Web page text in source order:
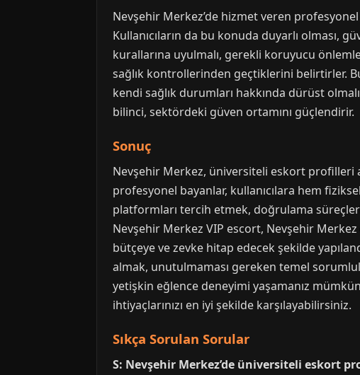
Nevşehir Merkez’de hizmet veren
Kullanıcıların da bu konuda duyarlı olması,
kurallarına uyulmalı, gerekli koruyucu
sağlık kontrollerinden geçtiklerini belirtirler.
kendi sağlık durumları hakkında dürüst
bilinci, sektördeki güven ortamını güçlendirir.
Sonuç
Nevşehir Merkez, üniversiteli eskort profilleri
profesyonel bayanlar, kullanıcılara hem
platformları tercih etmek, doğrulama
Nevşehir Merkez VIP escort, Nevşehir
bütçeye ve zevke hitap edecek şekilde
almak, unutulmaması gereken temel
yetişkin eğlence deneyimi yaşamanız
ihtiyaçlarınızı en iyi şekilde karşılayabilirsiniz.
Sıkça Sorulan Sorular
S: Nevşehir Merkez’de üniversiteli eskort